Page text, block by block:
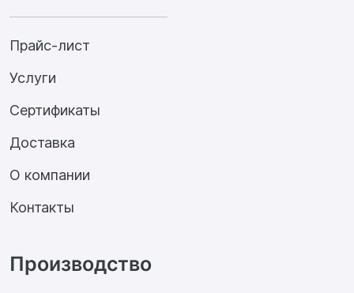
Производство
Прайс-лист
Услуги
Сертификаты
Доставка
О компании
Контакты